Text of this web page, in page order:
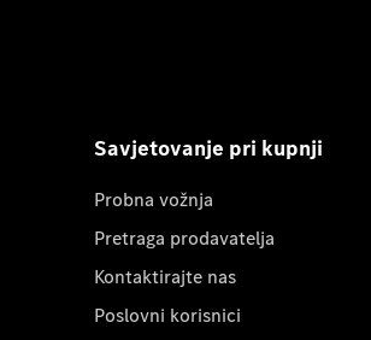
Savjetovanje pri kupnji
Probna vožnja
Pretraga prodavatelja
Kontaktirajte nas
Poslovni korisnici